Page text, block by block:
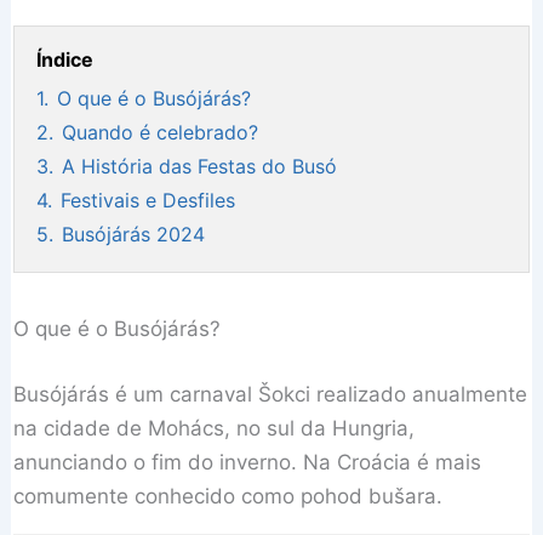
Índice
1. O que é o Busójárás?
2. Quando é celebrado?
3. A História das Festas do Busó
4. Festivais e Desfiles
5. Busójárás 2024
O que é o Busójárás?
Busójárás é um carnaval Šokci realizado anualmente
na cidade de Mohács, no sul da Hungria,
anunciando o fim do inverno. Na Croácia é mais
comumente conhecido como pohod bušara.